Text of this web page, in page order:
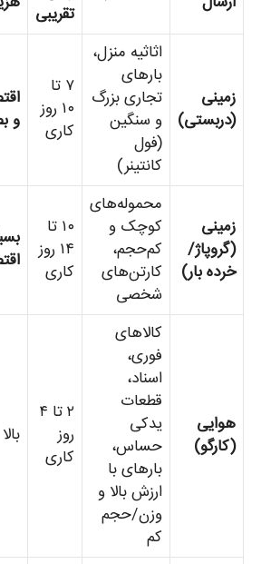
تقریبی
زمینی
(دربستی)
اثاثیه منزل،
بارهای
تجاری بزرگ
و سنگین
(فول
کانتینر)
۷ تا
۱۰ روز
کاری
و
زمینی
(گروپاژ/
خرده بار)
محموله‌های
کوچک و
کم‌حجم،
کارتن‌های
شخصی
۱۰ تا
۱۴ روز
کاری
هوایی
(کارگو)
کالاهای
فوری،
اسناد،
قطعات
یدکی
حساس،
بارهای با
ارزش بالا و
وزن/حجم
کم
۲ تا ۴
روز
کاری
بالا